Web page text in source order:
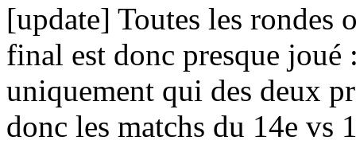
[update] Toutes les rondes
final est donc presque
uniquement qui des deux
donc les matchs du 14e vs